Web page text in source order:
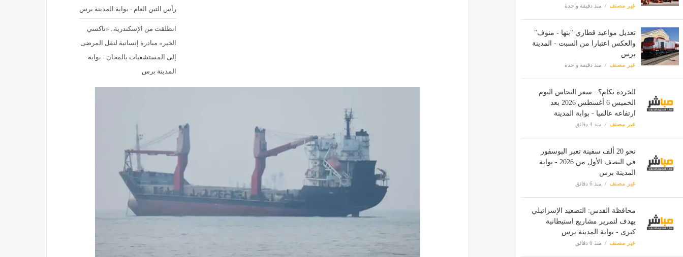
غير مصنف منذ دقيقة واحدة
تعديل مواعيد قطاري "بنها - منوف"
والعكس اعتبارا من السبت - المدينة
برس
غير مصنف منذ دقيقة واحدة
الخردة بكام؟.. سعر النحاس اليوم
الخميس 6 أغسطس 2026 بعد
ارتفاعه عالميا - بوابة المدينة
غير مصنف منذ 4 دقائق
نحو 20 ألف سفينة تعبر البوسفور
في النصف الأول من 2026 - بوابة
المدينة برس
غير مصنف منذ 6 دقائق
محافظة القدس: التصعيد الإسرائيلي
يهدف لتمرير مشاريع استيطانية
كبرى - بوابة المدينة برس
غير مصنف منذ 6 دقائق
رأس التين العام - بوابة المدينة برس
انطلقت من الإسكندرية.. «تاكسي
الخير» مبادرة إنسانية لنقل المرضى
إلى المستشفيات بالمجان - بوابة
المدينة برس